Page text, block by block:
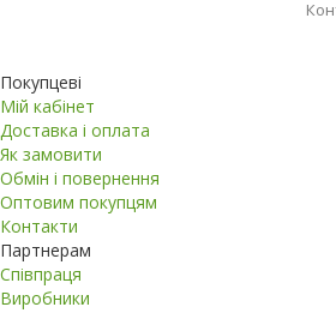
Покупцеві
Мій кабінет
Доставка і оплата
Як замовити
Обмін і повернення
Оптовим покупцям
Контакти
Партнерам
Співпраця
Виробники